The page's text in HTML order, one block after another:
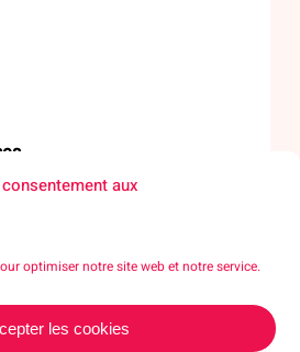
aux
optimiser notre site web et notre service.
les cookies